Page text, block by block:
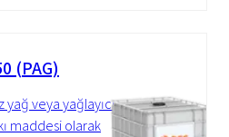
(PAG)
veya yağlayıcı
maddesi olarak